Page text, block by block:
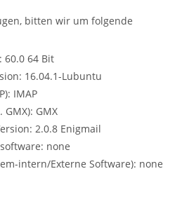
bitten wir um folgende
64 Bit
16.04.1-Lubuntu
IMAP
GMX
2.0.8 Enigmail
none
intern/Externe Software): none